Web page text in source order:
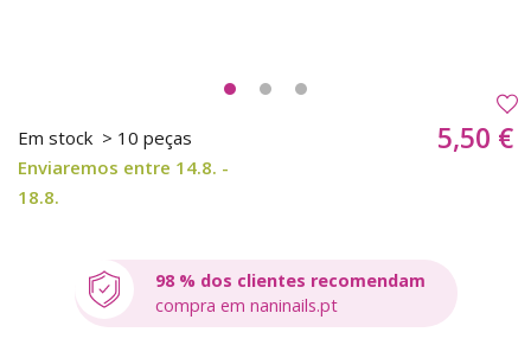
Em stock > 10 peças
Enviaremos entre 14.8. -
18.8.
5,50 €
98 % dos clientes recomendam
compra em naninails.pt